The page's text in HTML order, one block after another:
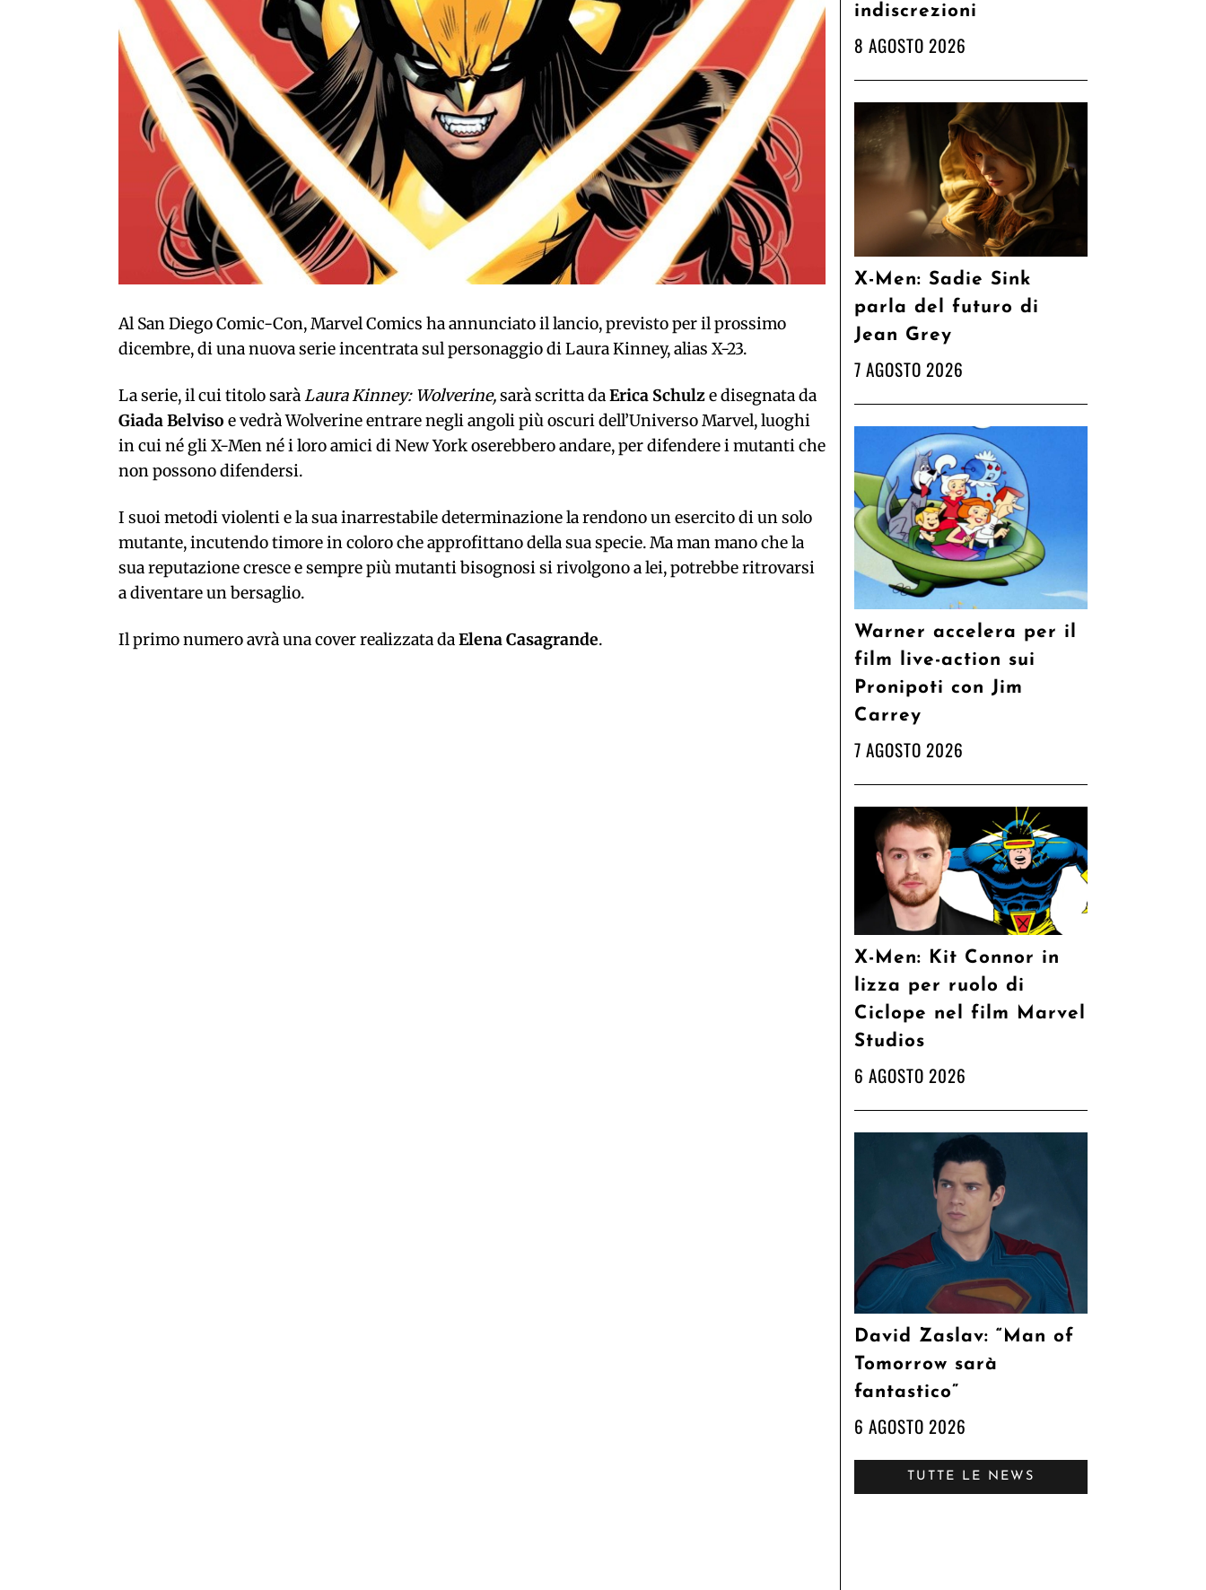
Al San Diego Comic-Con, Marvel Comics ha annunciato il lancio, previsto per il prossimo
dicembre, di una nuova serie incentrata sul personaggio di Laura Kinney, alias X-23.
La serie, il cui titolo saràLaura Kinney: Wolverine,sarà scritta daErica Schulze disegnata da
Giada Belviso e vedrà Wolverine entrare negli angoli più oscuri dell’Universo Marvel, luoghi
in cui né gli X-Men né i loro amici di New York oserebbero andare, per difendere i mutanti che
non possono difendersi.
I suoi metodi violenti e la sua inarrestabile determinazione la rendono un esercito di un solo
mutante, incutendo timore in coloro che approfittano della sua specie. Ma man mano che la
sua reputazione cresce e sempre più mutanti bisognosi si rivolgono a lei, potrebbe ritrovarsi
a diventare un bersaglio.
Il primo numero avrà una cover realizzata daElena Casagrande.
indiscrezioni
8 AGOSTO 2026
X-Men: Sadie Sink
parla del futuro di
Jean Grey
7 AGOSTO 2026
Warner accelera per il
film live-action sui
Pronipoti con Jim
Carrey
7 AGOSTO 2026
X-Men: Kit Connor in
lizza per ruolo di
Ciclope nel film Marvel
Studios
6 AGOSTO 2026
David Zaslav: “Man of
Tomorrow sarà
fantastico”
6 AGOSTO 2026
TUTTE LE NEWS